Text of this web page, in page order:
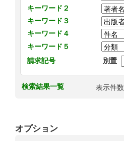
キーワード２
キーワード３
キーワード４
キーワード５
請求記号
別置
検索結果一覧 表示件数
オプション